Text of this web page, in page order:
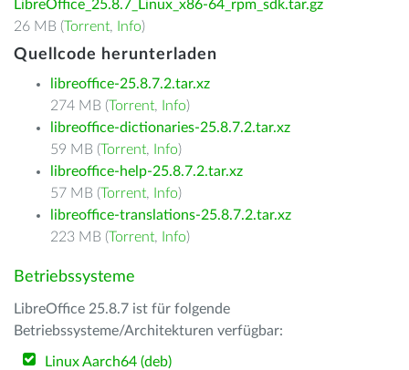
LibreOffice_25.8.7_Linux_x86-64_rpm_sdk.tar.gz
26 MB (Torrent, Info)
Quellcode herunterladen
libreoffice-25.8.7.2.tar.xz
274 MB (Torrent, Info)
libreoffice-dictionaries-25.8.7.2.tar.xz
59 MB (Torrent, Info)
libreoffice-help-25.8.7.2.tar.xz
57 MB (Torrent, Info)
libreoffice-translations-25.8.7.2.tar.xz
223 MB (Torrent, Info)
Betriebssysteme
LibreOffice 25.8.7 ist für folgende
Betriebssysteme/Architekturen verfügbar:
Linux Aarch64 (deb)